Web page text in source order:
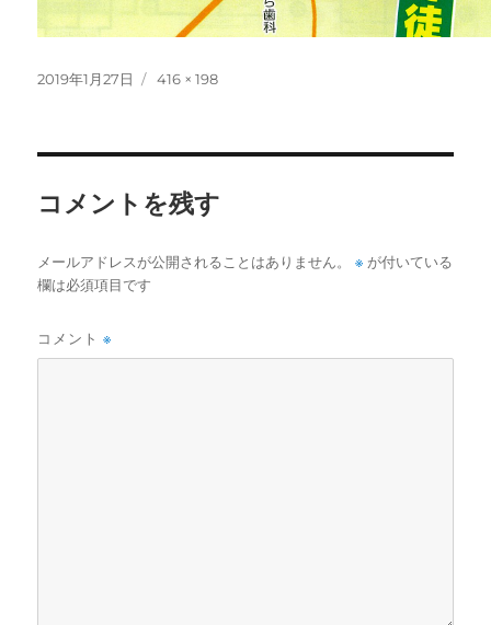
投
2019年1月27日
フ
416 × 198
コメントを残す
メールアドレスが公開されることはありません。 ※ が付いている
欄は必須項目です
コメント※